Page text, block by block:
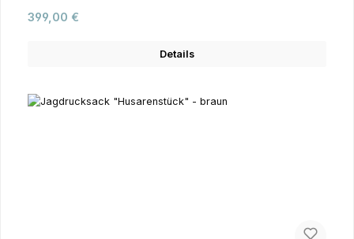
Regulärer Preis:
399,00 €
Details